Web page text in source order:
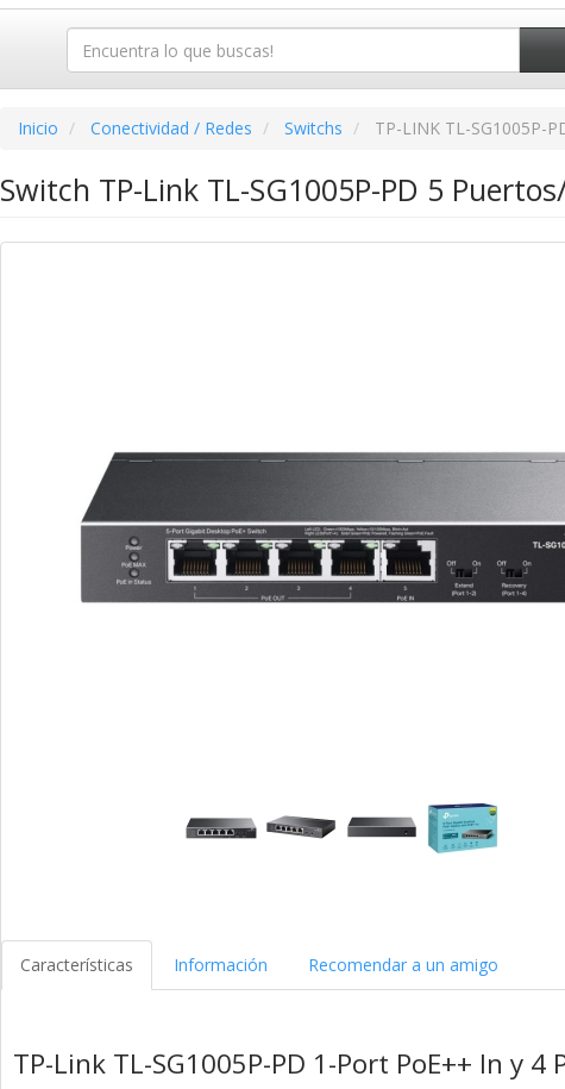
Inicio Conectividad / Redes Switchs TP-LINK TL-SG1005P-
Switch TP-Link TL-SG1005P-PD 5
Características Información Recomendar a un amigo
TP-Link TL-SG1005P-PD 1-Port PoE++ In y 4